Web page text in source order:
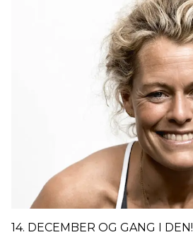
14. DECEMBER OG GANG I DEN!